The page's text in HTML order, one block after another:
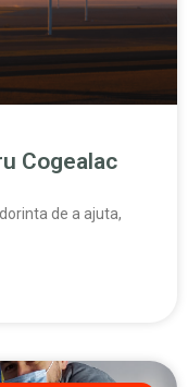
Cogealac
de a ajuta,